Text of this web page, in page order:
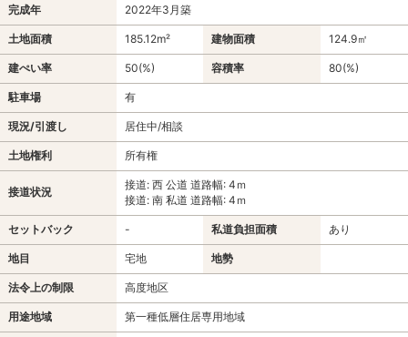
完成年 2022年3月築
土地面積 185.12m² 建物面積 124.9㎡
建ぺい率 50(%) 容積率 80(%)
駐車場 有
現況/引渡し 居住中/相談
土地権利 所有権
接道状況
接道: 西 公道 道路幅: 4ｍ
接道: 南 私道 道路幅: 4ｍ
セットバック - 私道負担面積 あり
地目 宅地 地勢
法令上の制限 高度地区
用途地域 第一種低層住居専用地域